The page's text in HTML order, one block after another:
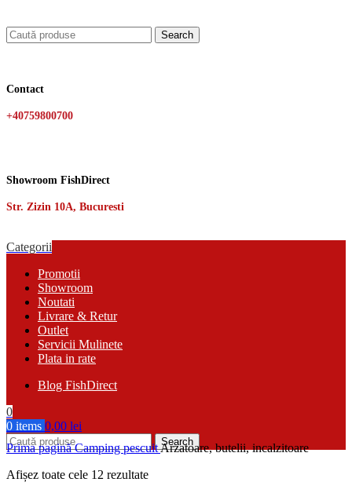
Search
Contact
+40759800700
Showroom FishDirect
Str. Zizin 10A, Bucuresti
Categorii
Promotii
Showroom
Noutati
Livrare & Retur
Outlet
Servicii Mulinete
Plata in rate
Blog FishDirect
0
0 items 0,00 lei
Search
Prima paginăCamping pescuitArzatoare, butelii, incalzitoare
Afișez toate cele 12 rezultateSortat